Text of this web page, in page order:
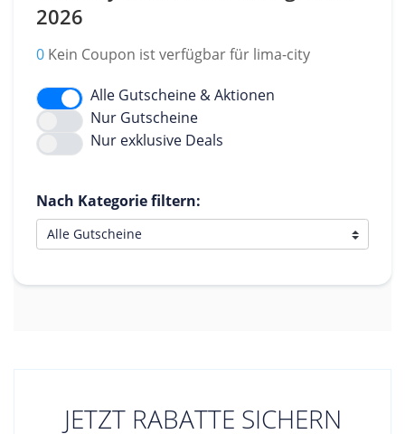
2026
0 Kein Coupon ist verfügbar für lima-city
Alle Gutscheine & Aktionen
Nur Gutscheine
Nur exklusive Deals
Nach Kategorie filtern:
JETZT RABATTE SICHERN